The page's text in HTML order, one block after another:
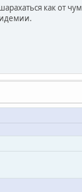
как от